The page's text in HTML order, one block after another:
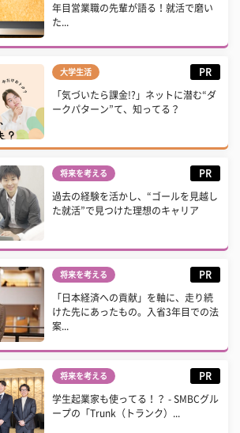
年目営業職の先輩が語る！就活で磨い
た...
大学生活 PR
「気づいたら課金!?」ネットに潜む“ダ
ークパターン”て、知ってる？
将来を考える PR
過去の経験を活かし、“ゴールを見越し
た就活”で見つけた理想のキャリア
将来を考える PR
「日本経済への貢献」を軸に、走り続
けた先にあったもの。入省3年目での法
案...
将来を考える PR
学生起業家も使ってる！？ - SMBCグル
ープの「Trunk（トランク）...